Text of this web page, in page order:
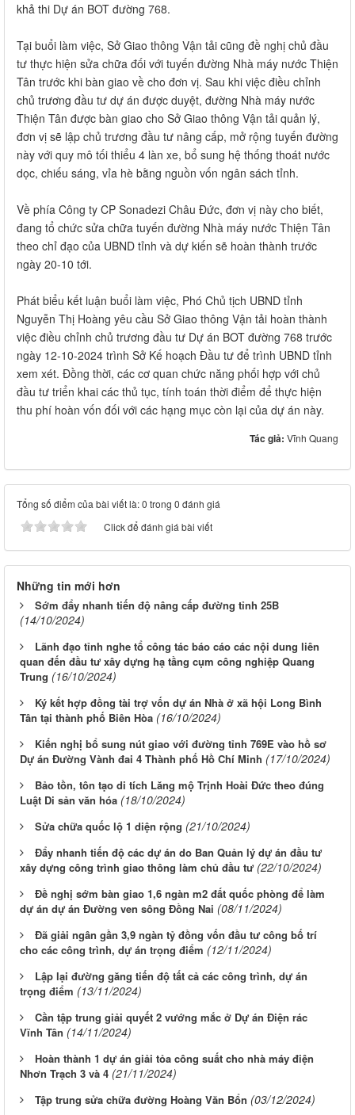
khả thi Dự án BOT đường 768.
Tại buổi làm việc, Sở Giao thông Vận tải cũng đề nghị chủ đầu
tư thực hiện sửa chữa đối với tuyến đường Nhà máy nước Thiện
Tân trước khi bàn giao về cho đơn vị. Sau khi việc điều chỉnh
chủ trương đầu tư dự án được duyệt, đường Nhà máy nước
Thiện Tân được bàn giao cho Sở Giao thông Vận tải quản lý,
đơn vị sẽ lập chủ trương đầu tư nâng cấp, mở rộng tuyến đường
này với quy mô tối thiểu 4 làn xe, bổ sung hệ thống thoát nước
dọc, chiếu sáng, vỉa hè bằng nguồn vốn ngân sách tỉnh.
Về phía Công ty CP Sonadezi Châu Đức, đơn vị này cho biết,
đang tổ chức sửa chữa tuyến đường Nhà máy nước Thiện Tân
theo chỉ đạo của UBND tỉnh và dự kiến sẽ hoàn thành trước
ngày 20-10 tới.
Phát biểu kết luận buổi làm việc, Phó Chủ tịch UBND tỉnh
Nguyễn Thị Hoàng yêu cầu Sở Giao thông Vận tải hoàn thành
việc điều chỉnh chủ trương đầu tư Dự án BOT đường 768 trước
ngày 12-10-2024 trình Sở Kế hoạch Đầu tư để trình UBND tỉnh
xem xét. Đồng thời, các cơ quan chức năng phối hợp với chủ
đầu tư triển khai các thủ tục, tính toán thời điểm để thực hiện
thu phí hoàn vốn đối với các hạng mục còn lại của dự án này.
Tác giả: Vĩnh Quang
Tổng số điểm của bài viết là: 0 trong 0 đánh giá
Click để đánh giá bài viết
Những tin mới hơn
Sớm đẩy nhanh tiến độ nâng cấp đường tỉnh 25B
(14/10/2024)
Lãnh đạo tỉnh nghe tổ công tác báo cáo các nội dung liên
quan đến đầu tư xây dựng hạ tầng cụm công nghiệp Quang
Trung (16/10/2024)
Ký kết hợp đồng tài trợ vốn dự án Nhà ở xã hội Long Bình
Tân tại thành phố Biên Hòa (16/10/2024)
Kiến nghị bổ sung nút giao với đường tỉnh 769E vào hồ sơ
Dự án Đường Vành đai 4 Thành phố Hồ Chí Minh (17/10/2024)
Bảo tồn, tôn tạo di tích Lăng mộ Trịnh Hoài Đức theo đúng
Luật Di sản văn hóa (18/10/2024)
Sửa chữa quốc lộ 1 diện rộng (21/10/2024)
Đẩy nhanh tiến độ các dự án do Ban Quản lý dự án đầu tư
xây dựng công trình giao thông làm chủ đầu tư (22/10/2024)
Đề nghị sớm bàn giao 1,6 ngàn m2 đất quốc phòng để làm
dự án dự án Đường ven sông Đồng Nai (08/11/2024)
Đã giải ngân gần 3,9 ngàn tỷ đồng vốn đầu tư công bố trí
cho các công trình, dự án trọng điểm (12/11/2024)
Lập lại đường găng tiến độ tất cả các công trình, dự án
trọng điểm (13/11/2024)
Cần tập trung giải quyết 2 vướng mắc ở Dự án Điện rác
Vĩnh Tân (14/11/2024)
Hoàn thành 1 dự án giải tỏa công suất cho nhà máy điện
Nhơn Trạch 3 và 4 (21/11/2024)
Tập trung sửa chữa đường Hoàng Văn Bổn (03/12/2024)